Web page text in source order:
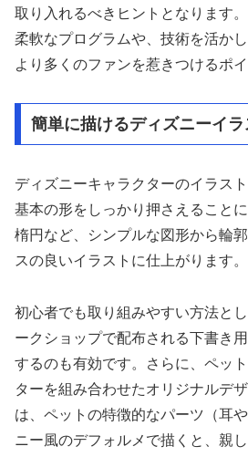
取り入れるべきヒントとなります
柔軟なプログラムや、技術を活か
より多くのファンを惹きつけるポイ
簡単に描けるディズニーイ
ディズニーキャラクターのイラス
基本の形をしっかり押さえること
楕円など、シンプルな図形から輪
スの良いイラストに仕上がります。
初心者でも取り組みやすい方法と
ークショップで配布される下書き
するのも有効です。さらに、ペッ
ターを組み合わせたオリジナルデ
は、ペットの特徴的なパーツ（耳
ニー風のデフォルメで描くと、親